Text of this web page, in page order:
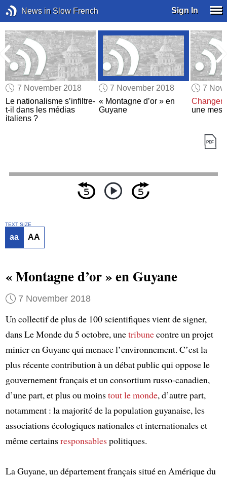
News in Slow French Sign In
7 November 2018
Le nationalisme s’infiltre-
t-il dans les médias
italiens ?
7 November 2018
« Montagne d’or » en
Guyane
7
une
TEXT SIZE
aa AA
« Montagne d’or » en Guyane
7 November 2018
Un collectif de plus de 100 scientifiques vient de signer,
dans Le Monde du 5 octobre, unetribunecontre un projet
minier en Guyane qui menace l’environnement. C’est la
plus récente contribution à un débat public qui oppose le
gouvernement français et un consortium russo-canadien,
d’une part, et plus ou moinstout le monde, d’autre part,
notamment : la majorité de la population guyanaise, les
associations écologiques nationales et internationales et
même certainsresponsablespolitiques.
La Guyane, un département français situé en Amérique du